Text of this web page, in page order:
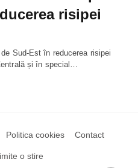
risipei
Sud-Est în reducerea risipei
și în special…
Politica cookies Contact
o stire